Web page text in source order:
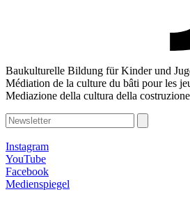
Baukulturelle Bildung für Kinder und
Médiation de la culture du bâti pour les
Mediazione della cultura della
Instagram
YouTube
Facebook
Medienspiegel